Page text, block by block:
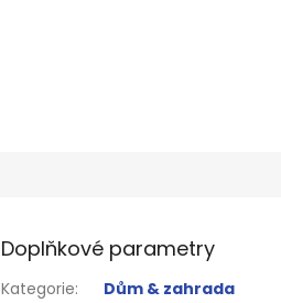
Doplňkové parametry
Kategorie:
Dům & zahrada